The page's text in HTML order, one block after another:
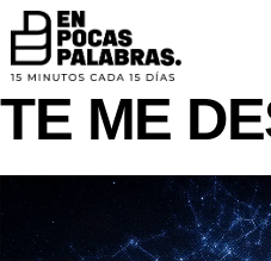
CREER PARA VER
VAS
TE ME